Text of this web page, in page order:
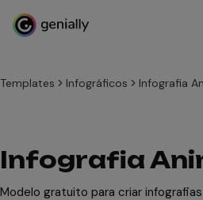
Templates Infográficos Infografia
Infografia
Modelo gratuito para criar